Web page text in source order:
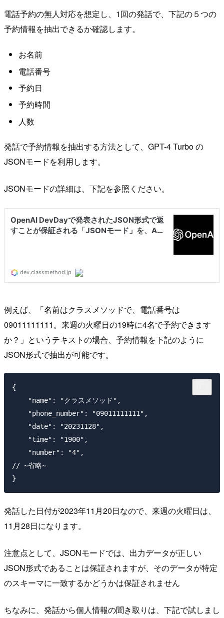
電話予約の無人対応を想定し、1回の発話で、下記の５つの
予約情報を抽出できるか確認します。
お名前
電話番号
予約日
予約時間
人数
発話で予約情報を抽出する方法として、GPT-4 Turbo の
JSONモードを利用します。
JSONモードの詳細は、下記を参照ください。
例えば、「名前はクラスメソッドで、電話番号は
09011111111。来週の火曜日の19時に4名で予約できます
か？」というテキストの場合、予約情報を下記のように
JSON形式で抽出が可能です。
{
    "name": "クラスメソッド",
    "phone_number": "09011111111",
    "date": "20231128",
    "time": "1900",
    "number": "4",
// ~省略~
発話した日付が2023年11月20日なので、来週の火曜日は、
11月28日になります。
注意点として、JSONモードでは、出力データが正しい
JSON形式であることは保証されますが、そのデータが特定
のスキーマに一致するかどうかは保証されません
ちなみに、発話から個人情報の聞き取りは、下記で試しまし